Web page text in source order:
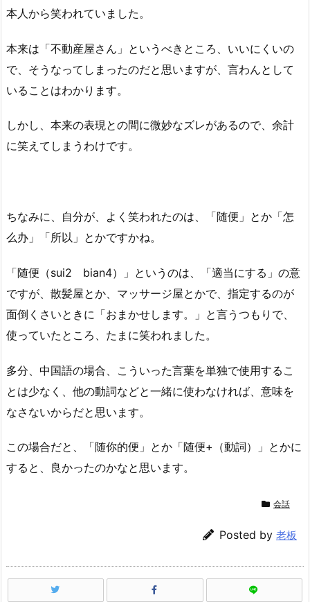
本人から笑われていました。
本来は「不動産屋さん」というべきところ、いいにくいの
で、そうなってしまったのだと思いますが、言わんとして
いることはわかります。
しかし、本来の表現との間に微妙なズレがあるので、余計
に笑えてしまうわけです。
ちなみに、自分が、よく笑われたのは、「随便」とか「怎
么办」「所以」とかですかね。
「随便（sui2 bian4）」というのは、「適当にする」の意
ですが、散髪屋とか、マッサージ屋とかで、指定するのが
面倒くさいときに「おまかせします。」と言うつもりで、
使っていたところ、たまに笑われました。
多分、中国語の場合、こういった言葉を単独で使用するこ
とは少なく、他の動詞などと一緒に使わなければ、意味を
なさないからだと思います。
この場合だと、「随你的便」とか「随便+（動詞）」とかに
すると、良かったのかなと思います。
会話
Posted by 老板